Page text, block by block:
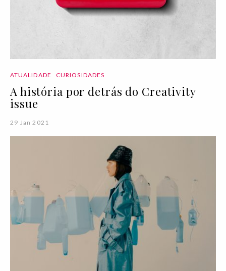
ATUALIDADE CURIOSIDADES
A história por detrás do Creativity
issue
29 Jan 2021